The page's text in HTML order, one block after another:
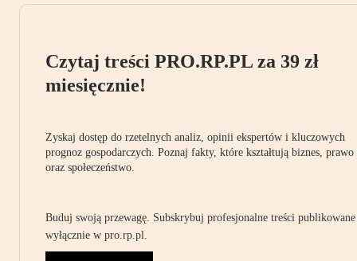
Czytaj treści PRO.RP.PL za 39 zł
miesięcznie!
Zyskaj dostęp do rzetelnych analiz, opinii ekspertów i kluczowych
prognoz gospodarczych. Poznaj fakty, które kształtują biznes, prawo
oraz społeczeństwo.
Buduj swoją przewagę. Subskrybuj profesjonalne treści publikowane
wyłącznie w pro.rp.pl.